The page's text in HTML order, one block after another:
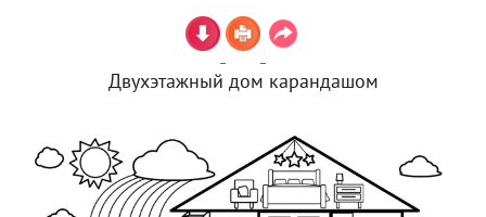
Двухэтажный дом карандашом